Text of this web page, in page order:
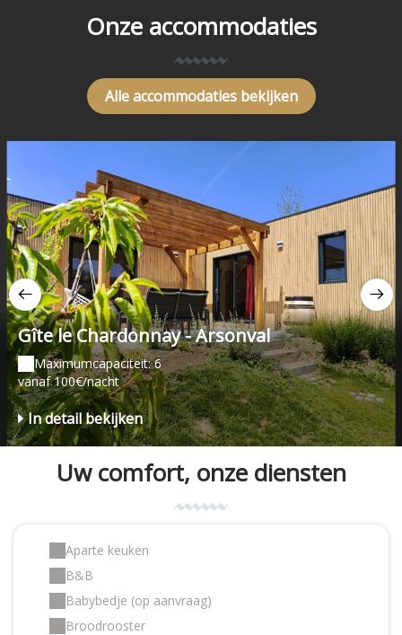
Onze accommodaties
Alle accommodaties bekijken
Gîte le Chardonnay - Arsonval
Maximumcapaciteit: 6
vanaf 100€/nacht
In detail bekijken
Uw comfort, onze diensten
Aparte keuken
B&B
Babybedje (op aanvraag)
Broodrooster